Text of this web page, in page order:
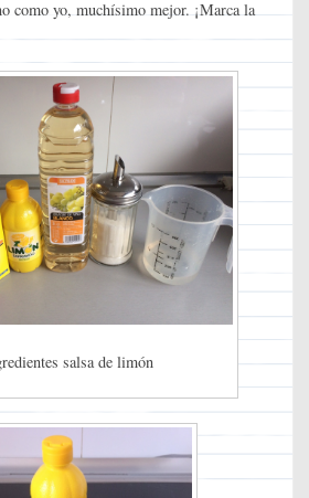
como yo, muchísimo mejor. ¡Marca la
salsa de limón